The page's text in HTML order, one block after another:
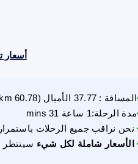
أسعار
المسافة :
37.77 الأميال (
60.78
km)
مدة الرحلة:1 ساعة 31 mins
نحن نراقب جميع الرحلات
الأسعار شاملة لكل شيء سينتظر